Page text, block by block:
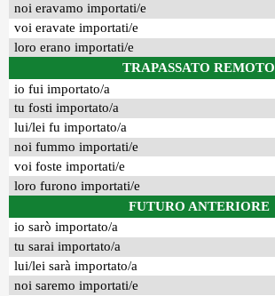
noi eravamo importati/e
voi eravate importati/e
loro erano importati/e
TRAPASSATO REMOTO
io fui importato/a
tu fosti importato/a
lui/lei fu importato/a
noi fummo importati/e
voi foste importati/e
loro furono importati/e
FUTURO ANTERIORE
io sarò importato/a
tu sarai importato/a
lui/lei sarà importato/a
noi saremo importati/e